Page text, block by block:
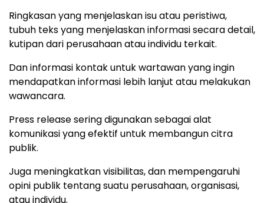
Ringkasan yang menjelaskan isu atau peristiwa,
tubuh teks yang menjelaskan informasi secara detail,
kutipan dari perusahaan atau individu terkait.
Dan informasi kontak untuk wartawan yang ingin
mendapatkan informasi lebih lanjut atau melakukan
wawancara.
Press release sering digunakan sebagai alat
komunikasi yang efektif untuk membangun citra
publik.
Juga meningkatkan visibilitas, dan mempengaruhi
opini publik tentang suatu perusahaan, organisasi,
atau individu.